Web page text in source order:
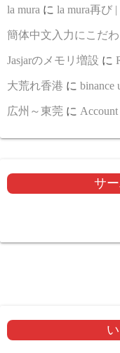
la mura に la mura再び
簡体中文入力にこだ
Jasjarのメモリ増設 に
大荒れ香港 に binance
広州～東莞 に Account
サ